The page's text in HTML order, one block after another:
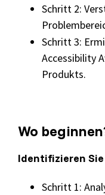
Schritt 2:
Schritt 3:
Accessibility
Produkts.
Wo
Identifizieren
Schritt 1: